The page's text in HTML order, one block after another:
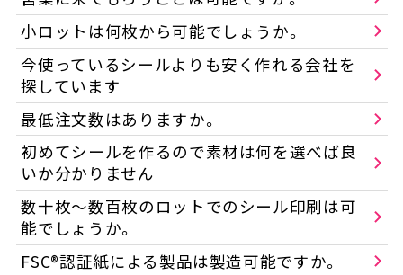
小ロットは何枚から可能でしょうか。
今使っているシールよりも安く作れる会社を
探しています
最低注文数はありますか。
初めてシールを作るので素材は何を選べば良
いか分かりません
数十枚〜数百枚のロットでのシール印刷は可
能でしょうか。
FSC®認証紙による製品は製造可能ですか。